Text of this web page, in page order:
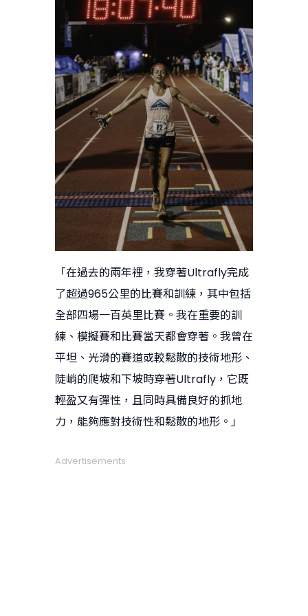
「在過去的兩年裡，我穿著Ultrafly完成
了超過965公里的比賽和訓練，其中包括
全部四場一百英里比賽。我在重要的訓
練、模擬賽和比賽當天都會穿著。我曾在
平坦、光滑的賽道或較鬆散的技術地形、
陡峭的爬坡和下坡時穿著Ultrafly，它既
輕盈又有彈性，且同時具備良好的抓地
力，能夠應對技術性和鬆散的地形。」
Advertisements